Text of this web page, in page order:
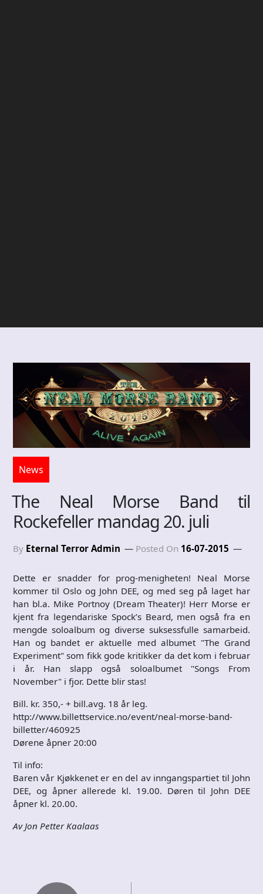
News
The Neal Morse Band til
Rockefeller mandag 20. juli
By Eternal Terror Admin Posted On 16-07-2015
Dette er snadder for prog-menigheten! Neal Morse
kommer til Oslo og John DEE, og med seg på laget har
han bl.a. Mike Portnoy (Dream Theater)! Herr Morse er
kjent fra legendariske Spock’s Beard, men også fra en
mengde soloalbum og diverse suksessfulle samarbeid.
Han og bandet er aktuelle med albumet "The Grand
Experiment" som fikk gode kritikker da det kom i februar
i år. Han slapp også soloalbumet "Songs From
November" i fjor. Dette blir stas!
Bill. kr. 350,- + bill.avg. 18 år leg.
http://www.billettservice.no/event/neal-morse-band-
billetter/460925
Dørene åpner 20:00
Til info:
Baren vår Kjøkkenet er en del av inngangspartiet til John
DEE, og åpner allerede kl. 19.00. Døren til John DEE
åpner kl. 20.00.
Av Jon Petter Kaalaas